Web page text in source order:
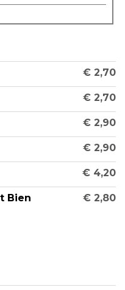
€ 2,70
€ 2,70
€ 2,90
€ 2,90
€ 4,20
Bien € 2,80